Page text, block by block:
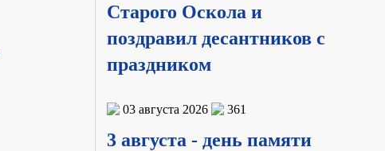
Старого Оскола и
поздравил десантников с
праздником
03 августа 2026 361
3 августа - день памяти